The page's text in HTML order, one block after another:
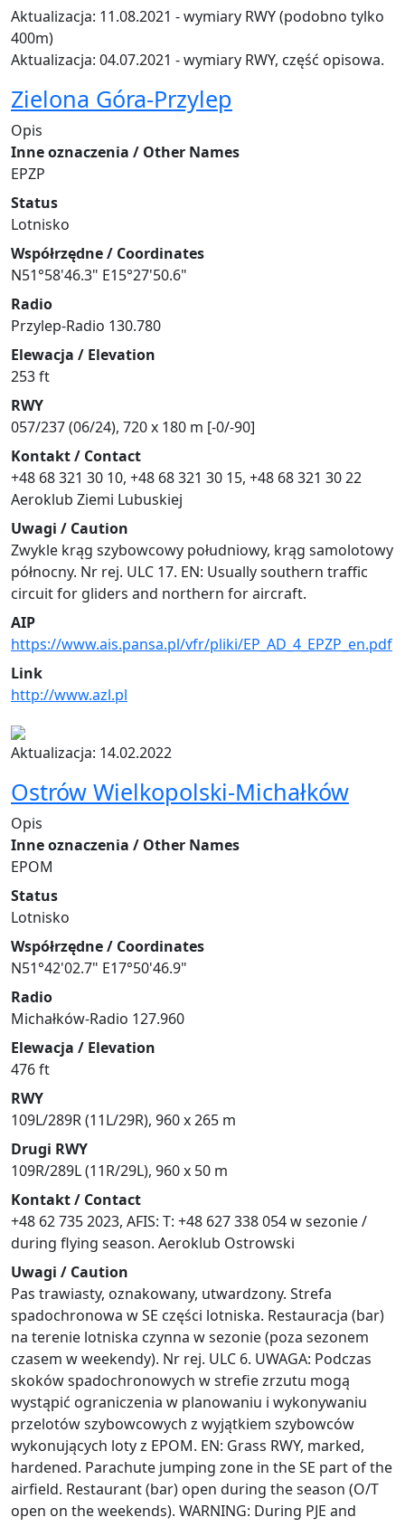
Aktualizacja: 11.08.2021 - wymiary RWY (podobno tylko
400m)
Aktualizacja: 04.07.2021 - wymiary RWY, część opisowa.
Zielona Góra-Przylep
Opis
Inne oznaczenia / Other Names
EPZP
Status
Lotnisko
Współrzędne / Coordinates
N51°58'46.3" E15°27'50.6"
Radio
Przylep-Radio 130.780
Elewacja / Elevation
253 ft
RWY
057/237 (06/24), 720 x 180 m [-0/-90]
Kontakt / Contact
+48 68 321 30 10, +48 68 321 30 15, +48 68 321 30 22
Aeroklub Ziemi Lubuskiej
Uwagi / Caution
Zwykle krąg szybowcowy południowy, krąg samolotowy
północny. Nr rej. ULC 17. EN: Usually southern traffic
circuit for gliders and northern for aircraft.
AIP
https://www.ais.pansa.pl/vfr/pliki/EP_AD_4_EPZP_en.pdf
Link
http://www.azl.pl
Aktualizacja: 14.02.2022
Ostrów Wielkopolski-Michałków
Opis
Inne oznaczenia / Other Names
EPOM
Status
Lotnisko
Współrzędne / Coordinates
N51°42'02.7" E17°50'46.9"
Radio
Michałków-Radio 127.960
Elewacja / Elevation
476 ft
RWY
109L/289R (11L/29R), 960 x 265 m
Drugi RWY
109R/289L (11R/29L), 960 x 50 m
Kontakt / Contact
+48 62 735 2023, AFIS: T: +48 627 338 054 w sezonie /
during flying season. Aeroklub Ostrowski
Uwagi / Caution
Pas trawiasty, oznakowany, utwardzony. Strefa
spadochronowa w SE części lotniska. Restauracja (bar)
na terenie lotniska czynna w sezonie (poza sezonem
czasem w weekendy). Nr rej. ULC 6. UWAGA: Podczas
skoków spadochronowych w strefie zrzutu mogą
wystąpić ograniczenia w planowaniu i wykonywaniu
przelotów szybowcowych z wyjątkiem szybowców
wykonujących loty z EPOM. EN: Grass RWY, marked,
hardened. Parachute jumping zone in the SE part of the
airfield. Restaurant (bar) open during the season (O/T
open on the weekends). WARNING: During PJE and